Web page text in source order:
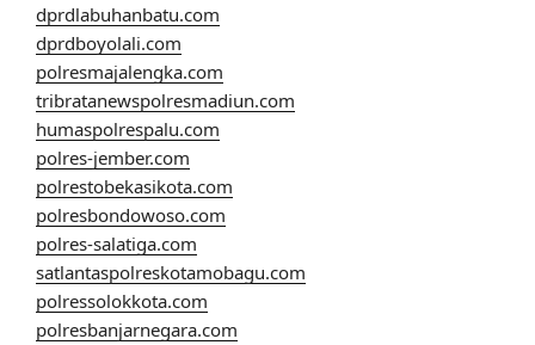
dprdlabuhanbatu.com
dprdboyolali.com
polresmajalengka.com
tribratanewspolresmadiun.com
humaspolrespalu.com
polres-jember.com
polrestobekasikota.com
polresbondowoso.com
polres-salatiga.com
satlantaspolreskotamobagu.com
polressolokkota.com
polresbanjarnegara.com